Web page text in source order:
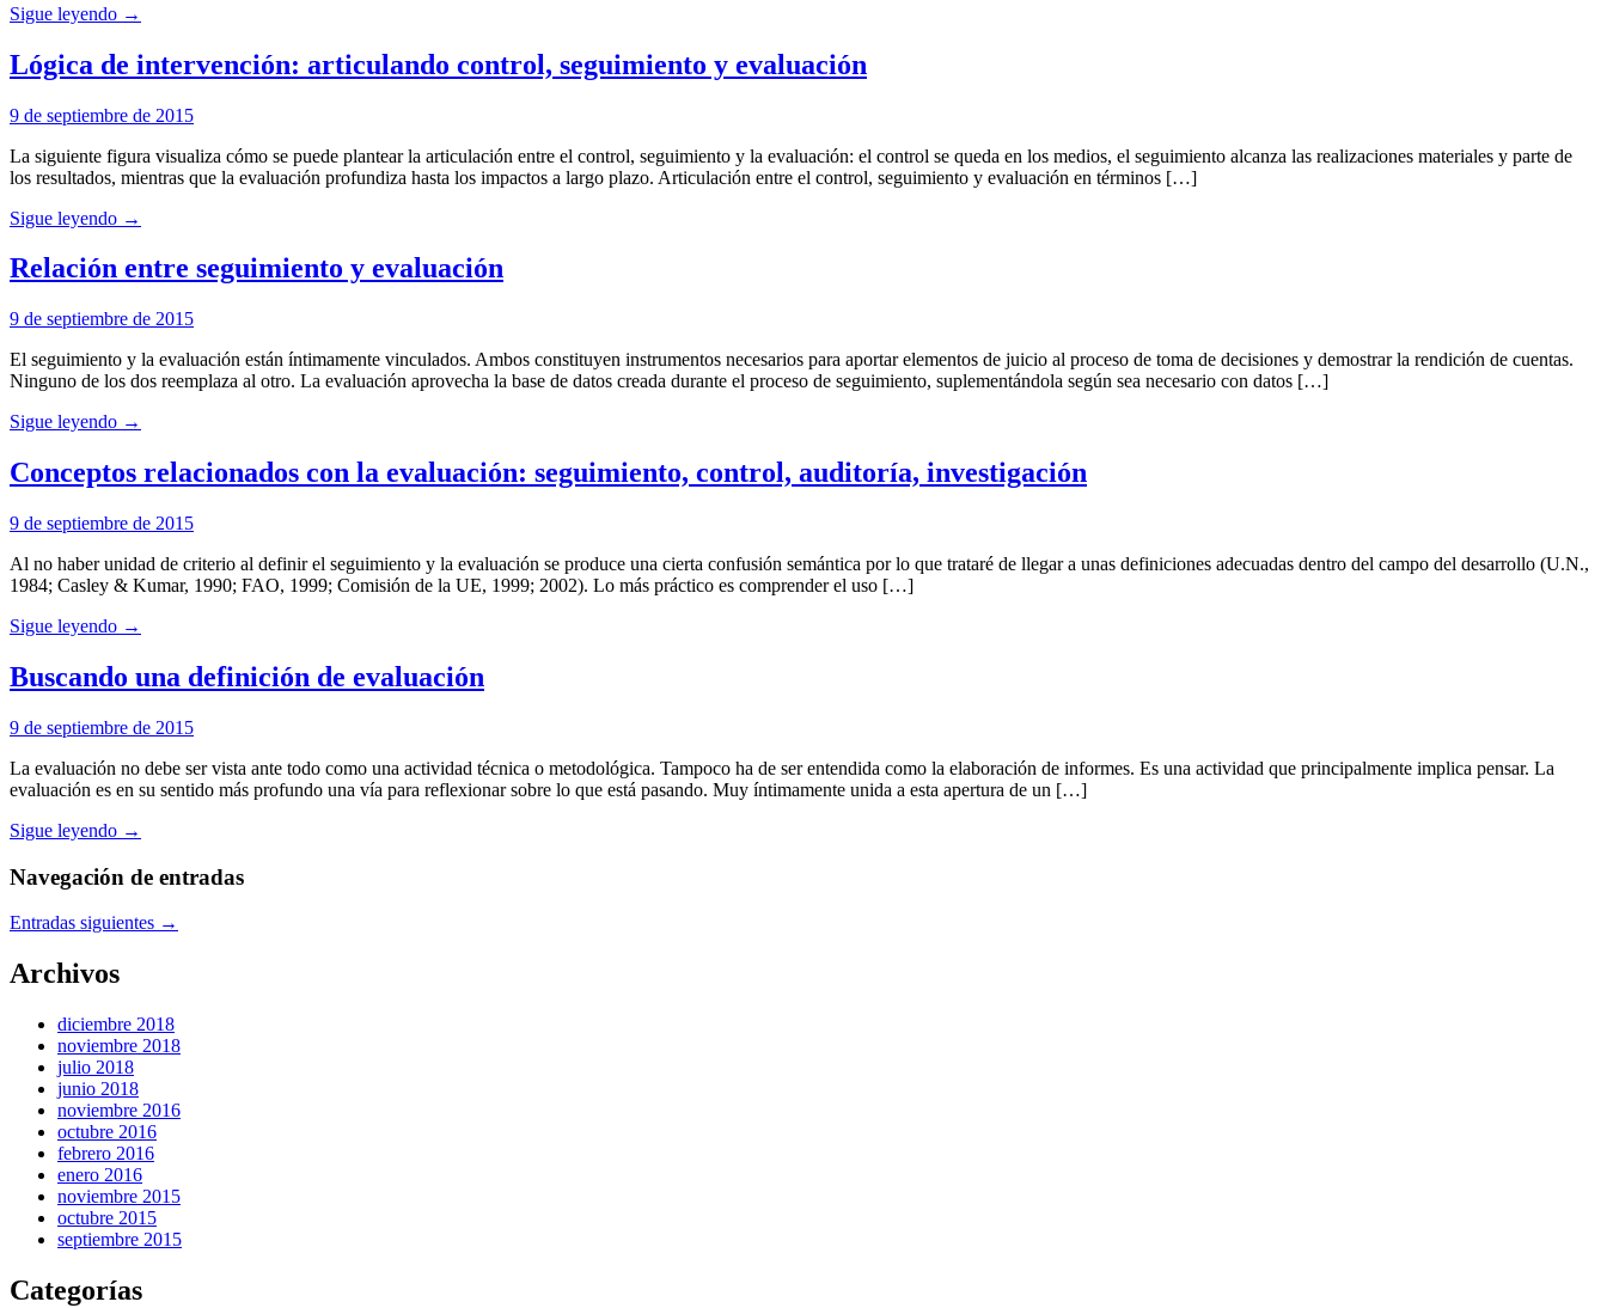
Sigue leyendo →
Lógica de intervención: articulando control, seguimiento y evaluación
9 de septiembre de 2015
La siguiente figura visualiza cómo se puede plantear la articulación entre el control, seguimiento y la evaluación: el control se queda en los medios, el seguimiento alcanza las realizaciones materiales y parte de
los resultados, mientras que la evaluación profundiza hasta los impactos a largo plazo. Articulación entre el control, seguimiento y evaluación en términos […]
Sigue leyendo →
Relación entre seguimiento y evaluación
9 de septiembre de 2015
El seguimiento y la evaluación están íntimamente vinculados. Ambos constituyen instrumentos necesarios para aportar elementos de juicio al proceso de toma de decisiones y demostrar la rendición de cuentas.
Ninguno de los dos reemplaza al otro. La evaluación aprovecha la base de datos creada durante el proceso de seguimiento, suplementándola según sea necesario con datos […]
Sigue leyendo →
Conceptos relacionados con la evaluación: seguimiento, control, auditoría, investigación
9 de septiembre de 2015
Al no haber unidad de criterio al definir el seguimiento y la evaluación se produce una cierta confusión semántica por lo que trataré de llegar a unas definiciones adecuadas dentro del campo del desarrollo (U.N.,
1984; Casley & Kumar, 1990; FAO, 1999; Comisión de la UE, 1999; 2002). Lo más práctico es comprender el uso […]
Sigue leyendo →
Buscando una definición de evaluación
9 de septiembre de 2015
La evaluación no debe ser vista ante todo como una actividad técnica o metodológica. Tampoco ha de ser entendida como la elaboración de informes. Es una actividad que principalmente implica pensar. La
evaluación es en su sentido más profundo una vía para reflexionar sobre lo que está pasando. Muy íntimamente unida a esta apertura de un […]
Sigue leyendo →
Navegación de entradas
Entradas siguientes →
Archivos
diciembre 2018
noviembre 2018
julio 2018
junio 2018
noviembre 2016
octubre 2016
febrero 2016
enero 2016
noviembre 2015
octubre 2015
septiembre 2015
Categorías